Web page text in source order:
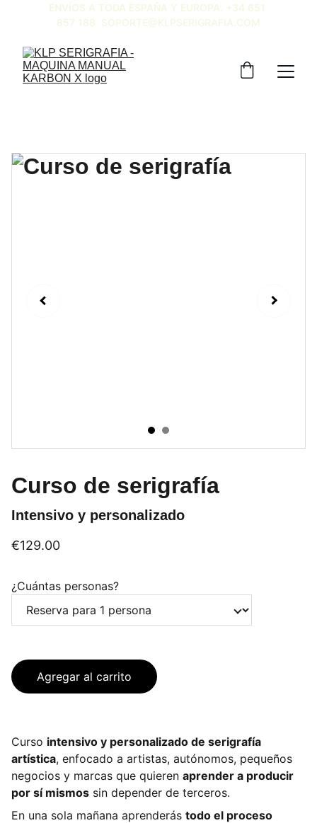
ENVÍOS A TODA ESPAÑA Y EUROPA. +34 651
857 188  SOPORTE@KLPSERIGRAFIA.COM
Curso de serigrafía
Intensivo y personalizado
€129.00
¿Cuántas personas?
Agregar al carrito
Curso intensivo y personalizado de serigrafía
artística, enfocado a artistas, autónomos, pequeños
negocios y marcas que quieren aprender a producir
por sí mismos sin depender de terceros.
En una sola mañana aprenderás todo el proceso